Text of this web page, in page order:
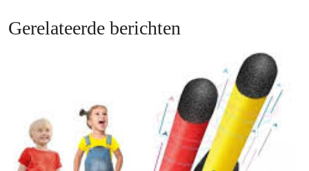
Gerelateerde berichten